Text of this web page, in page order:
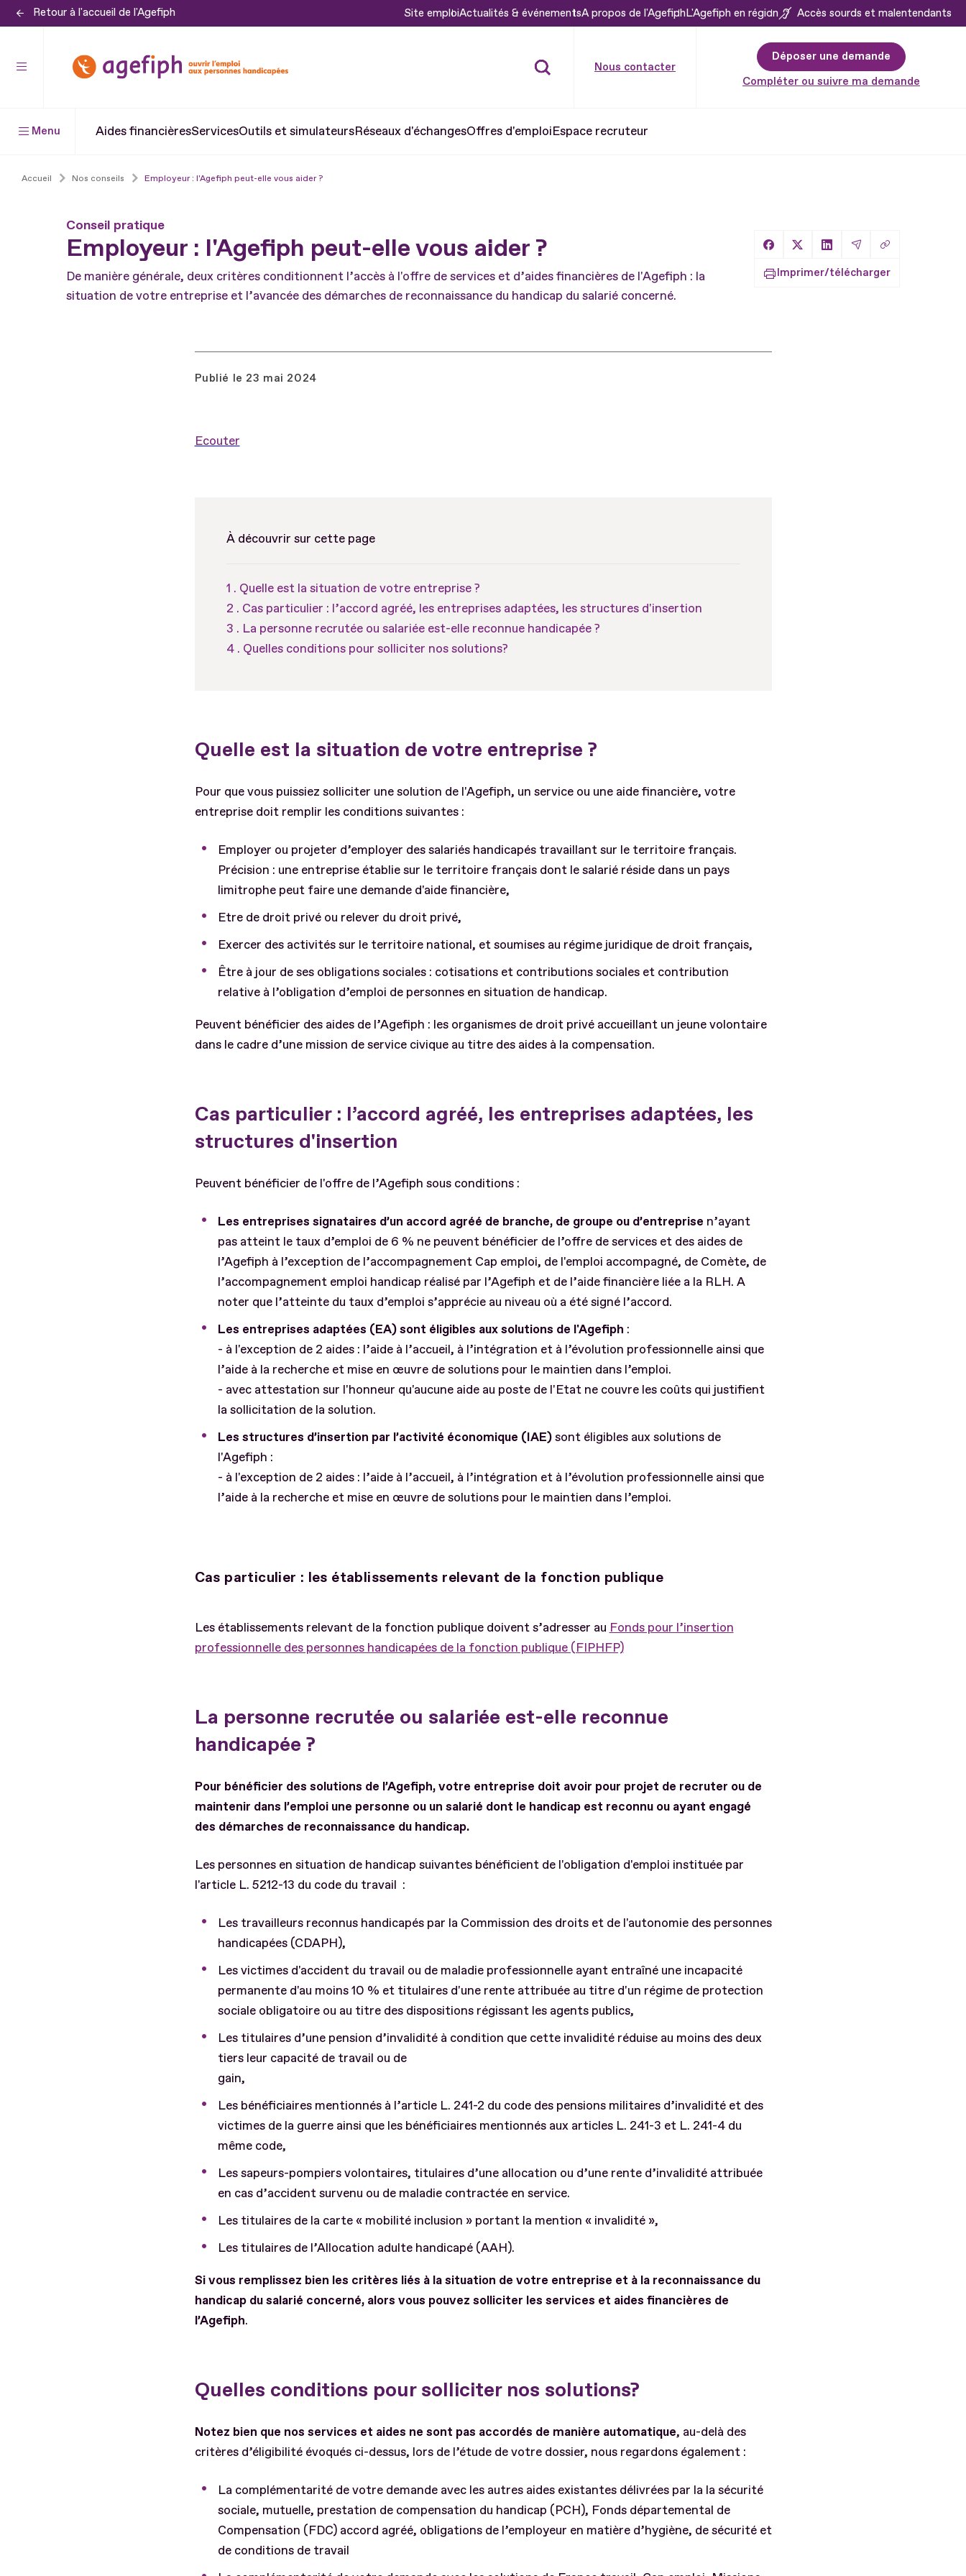
Aller
contenu
Retour à l'accueil de l'Agefiph Site emploiActualités & événementsA propos de l'AgefiphL'Agefiph en région Accès sourds et malentendants
Nous contacter
Déposer une demande
Compléter ou suivre ma demande
Menu Aides financièresServicesOutils et simulateursRéseaux d'échangesOffres d'emploiEspace recruteur
Accueil Nos conseils Employeur : l'Agefiph peut-elle vous aider ?
Conseil pratique
Employeur : l'Agefiph peut-elle vous aider ?
De manière générale, deux critères conditionnent l’accès à l'offre de services et d’aides financières de l'Agefiph : la
situation de votre entreprise et l’avancée des démarches de reconnaissance du handicap du salarié concerné.
Partager sur Facebook
Partager sur X
Partager sur LinkedIn
Partager par Email
Copier le lien
Imprimer/télécharger
Publié le 23 mai 2024
Ecouter
À découvrir sur cette page
Quelle est la situation de votre entreprise ?
Cas particulier : l’accord agréé, les entreprises adaptées, les structures d'insertion
La personne recrutée ou salariée est-elle reconnue handicapée ?
Quelles conditions pour solliciter nos solutions?
Quelle est la situation de votre entreprise ?
Pour que vous puissiez solliciter une solution de l'Agefiph, un service ou une aide financière, votre
entreprise doit remplir les conditions suivantes :
Employer ou projeter d’employer des salariés handicapés travaillant sur le territoire français.
Précision : une entreprise établie sur le territoire français dont le salarié réside dans un pays
limitrophe peut faire une demande d'aide financière,
Etre de droit privé ou relever du droit privé,
Exercer des activités sur le territoire national, et soumises au régime juridique de droit français,
Être à jour de ses obligations sociales : cotisations et contributions sociales et contribution
relative à l’obligation d’emploi de personnes en situation de handicap.
Peuvent bénéficier des aides de l’Agefiph : les organismes de droit privé accueillant un jeune volontaire
dans le cadre d’une mission de service civique au titre des aides à la compensation.
Cas particulier : l’accord agréé, les entreprises adaptées, les
structures d'insertion
Peuvent bénéficier de l'offre de l’Agefiph sous conditions :
Les entreprises signataires d’un accord agréé de branche, de groupe ou d’entreprise n’ayant
pas atteint le taux d’emploi de 6 % ne peuvent bénéficier de l’offre de services et des aides de
l’Agefiph à l’exception de l’accompagnement Cap emploi, de l'emploi accompagné, de Comète, de
l’accompagnement emploi handicap réalisé par l’Agefiph et de l’aide financière liée a la RLH. A
noter que l’atteinte du taux d’emploi s’apprécie au niveau où a été signé l’accord.
Les entreprises adaptées (EA) sont éligibles aux solutions de l'Agefiph :
- à l'exception de 2 aides : l’aide à l’accueil, à l’intégration et à l’évolution professionnelle ainsi que
l’aide à la recherche et mise en œuvre de solutions pour le maintien dans l’emploi.
- avec attestation sur l'honneur qu'aucune aide au poste de l'Etat ne couvre les coûts qui justifient
la sollicitation de la solution.
Les structures d’insertion par l’activité économique (IAE)sont éligibles aux solutions de
l'Agefiph :
- à l'exception de 2 aides : l’aide à l’accueil, à l’intégration et à l’évolution professionnelle ainsi que
l’aide à la recherche et mise en œuvre de solutions pour le maintien dans l’emploi.
Cas particulier : les établissements relevant de la fonction publique
Les établissements relevant de la fonction publique doivent s’adresser au Fonds pour l’insertion
professionnelle des personnes handicapées de la fonction publique (FIPHFP)
La personne recrutée ou salariée est-elle reconnue
handicapée ?
Pour bénéficier des solutions de l’Agefiph, votre entreprise doit avoir pour projet de recruter ou de
maintenir dans l’emploi une personne ou un salarié dont le handicap est reconnu ou ayant engagé
des démarches de reconnaissance du handicap.
Les personnes en situation de handicap suivantes bénéficient de l'obligation d'emploi instituée par
l'article L. 5212-13 du code du travail :
Les travailleurs reconnus handicapés par la Commission des droits et de l'autonomie des personnes
handicapées (CDAPH),
Les victimes d'accident du travail ou de maladie professionnelle ayant entraîné une incapacité
permanente d'au moins 10 % et titulaires d'une rente attribuée au titre d'un régime de protection
sociale obligatoire ou au titre des dispositions régissant les agents publics,
Les titulaires d’une pension d’invalidité à condition que cette invalidité réduise au moins des deux
tiers leur capacité de travail ou de
gain,
Les bénéficiaires mentionnés à l’article L. 241-2 du code des pensions militaires d’invalidité et des
victimes de la guerre ainsi que les bénéficiaires mentionnés aux articles L. 241-3 et L. 241-4 du
même code,
Les sapeurs-pompiers volontaires, titulaires d’une allocation ou d’une rente d’invalidité attribuée
en cas d’accident survenu ou de maladie contractée en service.
Les titulaires de la carte « mobilité inclusion » portant la mention « invalidité »,
Les titulaires de l’Allocation adulte handicapé (AAH).
Si vous remplissez bien les critères liés à la situation de votre entreprise et à la reconnaissance du
handicap du salarié concerné, alors vous pouvez solliciter les services et aides financières de
l’Agefiph.
Quelles conditions pour solliciter nos solutions?
Notez bien que nos services et aides ne sont pas accordés de manière automatique, au-delà des
critères d’éligibilité évoqués ci-dessus, lors de l’étude de votre dossier, nous regardons également :
La complémentarité de votre demande avec les autres aides existantes délivrées par la la sécurité
sociale, mutuelle, prestation de compensation du handicap (PCH), Fonds départemental de
Compensation (FDC) accord agréé, obligations de l’employeur en matière d’hygiène, de sécurité et
de conditions de travail